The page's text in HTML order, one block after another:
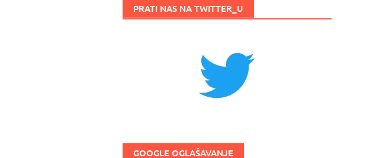
PRATI NAS NA TWITTER_U
GOOGLE OGLAŠAVANJE